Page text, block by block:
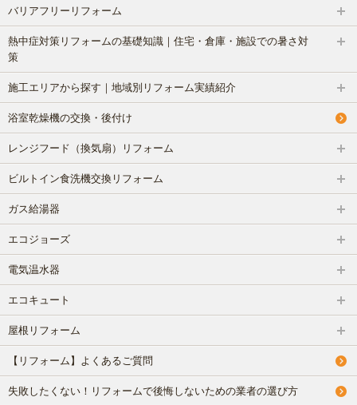
バリアフリーリフォーム
熱中症対策リフォームの基礎知識｜住宅・倉庫・施設での暑さ対
策
施工エリアから探す｜地域別リフォーム実績紹介
浴室乾燥機の交換・後付け
レンジフード（換気扇）リフォーム
ビルトイン食洗機交換リフォーム
ガス給湯器
エコジョーズ
電気温水器
エコキュート
屋根リフォーム
【リフォーム】よくあるご質問
失敗したくない！リフォームで後悔しないための業者の選び方